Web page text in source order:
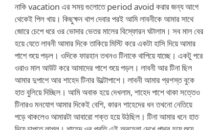
নাকি vacation এর সময় গুলোতে period avoid করার জন্য আগে
থেকেই পিল খায়। কিছুক্ষন থাপ দেবার পরই আমি লাবনীকে আমার সাথে
জোরে চেপে ধরে ওর ভোদার ভেতর মালের বিস্ফোরন ঘটালাম। সব মাল বের
হয়ে যেতে লাবনী আমার দিকে তাকিয়ে মিস্টি করে একটা হাসি দিয়ে আমার
পাশে শুয়ে পড়ল। ওদিকে ফারহান তখনও টিনাকে থাপিয়ে যাচ্ছে। একটু পরে
ওরাও মাল আউট করে আমাদের পাশে শুয়ে পড়ল। লাবনী আর টিনা ছিল
আমার দুপাশে আর শাহেদ টিনার উল্টোপাশে। লাবনী আমার প্রশস্ত বুকে
হাত বুলিয়ে দিচ্ছিল। আমি অবাক হয়ে দেখলাম, শাহেদ পাশে থাকা সত্তেও
টিনারও মনযোগ আমার দিকেই বেশি, কারন শাহেদের ধন তখনো নেতিয়ে
পড়ে থাকলেও আমারটা আবারো শক্ত হয়ে উঠছিল। টিনা আমার ধনে হাত